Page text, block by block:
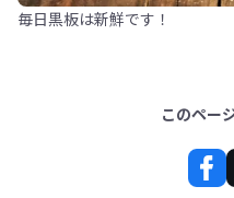
毎日黒板は新鮮です！
このペー